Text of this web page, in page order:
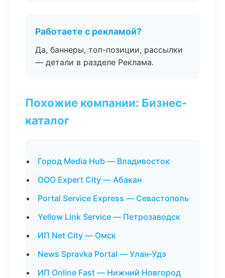
Работаете с рекламой?
Да, баннеры, топ-позиции, рассылки
— детали в разделе Реклама.
Похожие компании: Бизнес-
каталог
Город Media Hub — Владивосток
ООО Expert City — Абакан
Portal Service Express — Севастополь
Yellow Link Service — Петрозаводск
ИП Net City — Омск
News Spravka Portal — Улан-Удэ
ИП Online Fast — Нижний Новгород